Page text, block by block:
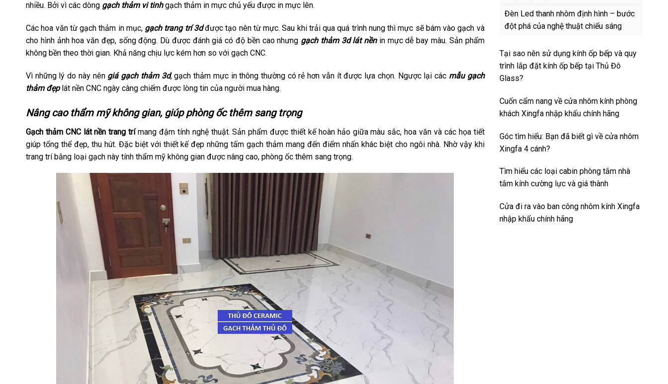
nhiều. Bởi vì các dòng gạch thảm vi tinhgạch thảm in mực chủ yếu được in mực lên.
Các hoa văn từ gạch thảm in mục, gạch trang trí 3dđược tạo nên từ mực. Sau khi trải qua quá trình nung thì mực sẽ bám vào gạch và
cho hình ảnh hoa văn đẹp, sống động. Dù được đánh giá có độ bền cao nhưng gạch thảm 3d lát nềnin mực dễ bay màu. Sản phẩm
không bền theo thời gian. Khả năng chịu lực kém hơn so với gạch CNC.
Vì những lý do này nên giá gạch thảm 3d, gạch thảm mực in thông thường có rẻ hơn vẫn ít được lựa chọn. Ngược lại các mẫu gạch
thảm đẹplát nền CNC ngày càng chiếm được lòng tin của người mua hàng.
Nâng cao thẩm mỹ không gian, giúp phòng ốc thêm sang trọng
Gạch thảm CNC lát nền trang trímang đậm tính nghệ thuật. Sản phẩm được thiết kế hoàn hảo giữa màu sắc, hoa văn và các họa tiết
giúp tổng thể đẹp, thu hút. Đặc biệt với thiết kế đẹp những tấm gạch thảm mang đến điểm nhấn khác biệt cho ngôi nhà. Nhờ vậy khi
trang trí bằng loại gạch này tính thẩm mỹ không gian được nâng cao, phòng ốc thêm sang trọng.
Đèn Led thanh nhôm định hình – bước
đột phá của nghệ thuật chiếu sáng
Tại sao nên sử dụng kính ốp bếp và quy
trình lắp đặt kính ốp bếp tại Thủ Đô
Glass?
Cuốn cẩm nang về cửa nhôm kính phòng
khách Xingfa nhập khẩu chính hãng
Góc tìm hiểu: Bạn đã biết gì về cửa nhôm
Xingfa 4 cánh?
Tìm hiểu các loại cabin phòng tắm nhà
tắm kính cường lực và giá thành
Cửa đi ra vào ban công nhôm kính Xingfa
nhập khẩu chính hãng